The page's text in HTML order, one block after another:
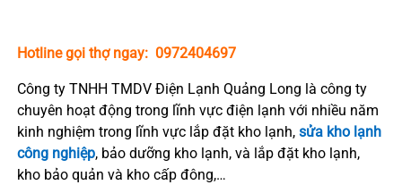
Hotline gọi thợ ngay: 0972404697
Công ty TNHH TMDV Điện Lạnh Quảng Long là công ty
chuyên hoạt động trong lĩnh vực điện lạnh với nhiều năm
kinh nghiệm trong lĩnh vực lắp đặt kho lạnh, sửa kho lạnh
công nghiệp, bảo dưỡng kho lạnh, và lắp đặt kho lạnh,
kho bảo quản và kho cấp đông,…